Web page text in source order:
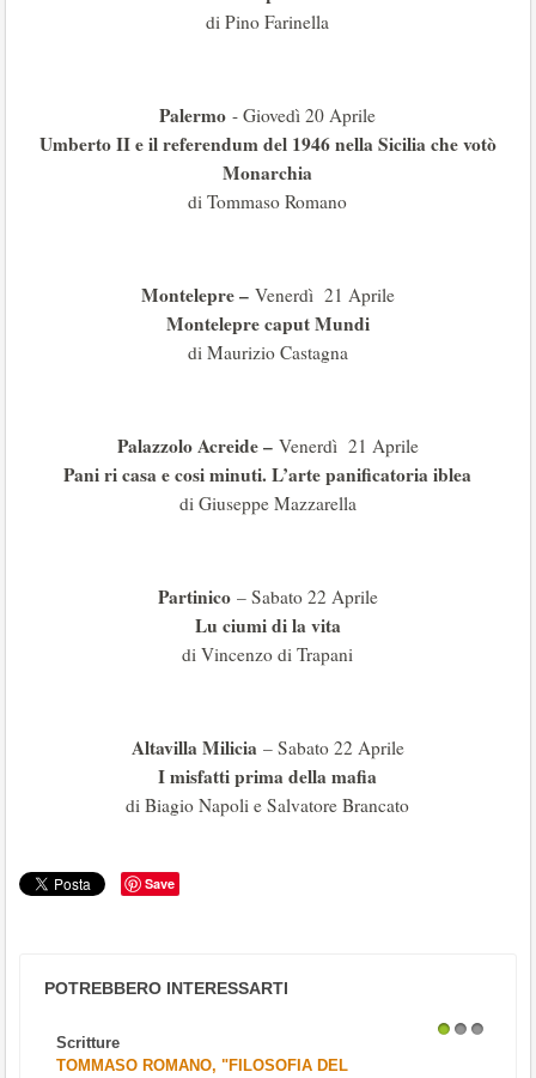
di Pino Farinella
Palermo - Giovedì 20 Aprile
Umberto II e il referendum del 1946 nella Sicilia che votò
Monarchia
di Tommaso Romano
Montelepre – Venerdì 21 Aprile
Montelepre caput Mundi
di Maurizio Castagna
Palazzolo Acreide – Venerdì 21 Aprile
Pani ri casa e cosi minuti. L’arte panificatoria iblea
di Giuseppe Mazzarella
Partinico – Sabato 22 Aprile
Lu ciumi di la vita
di Vincenzo di Trapani
Altavilla Milicia – Sabato 22 Aprile
I misfatti prima della mafia
di Biagio Napoli e Salvatore Brancato
Save
POTREBBERO INTERESSARTI
Scritture
TOMMASO ROMANO, "FILOSOFIA DEL